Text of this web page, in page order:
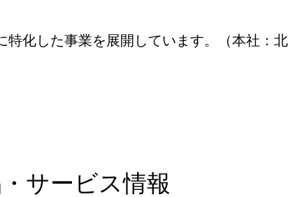
化した事業を展開しています。（本社：
サービス情報